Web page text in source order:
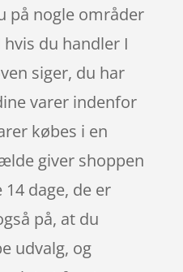
på nogle områder
du handler I
siger, du har
varer indenfor
købes i en
giver shoppen
dage, de er
på, at du
udvalg, og